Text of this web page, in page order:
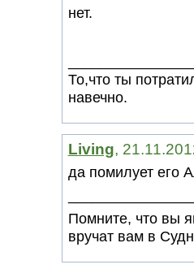
нет.
То,что ты
навечно.
Living,
да помилует его
Помните, что вы
вручат вам в